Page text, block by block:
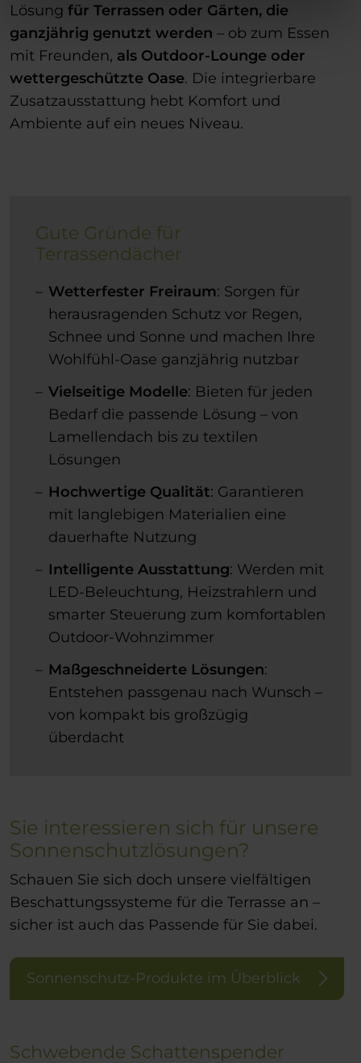
Lösung für Terrassen oder Gärten, die
ganzjährig genutzt werden – ob zum Essen
mit Freunden, als Outdoor-Lounge oder
wettergeschützte Oase. Die integrierbare
Zusatzausstattung hebt Komfort und
Ambiente auf ein neues Niveau.
Gute Gründe für
Terrassendächer
Wetterfester Freiraum: Sorgen für
herausragenden Schutz vor Regen,
Schnee und Sonne und machen Ihre
Wohlfühl-Oase ganzjährig nutzbar
Vielseitige Modelle: Bieten für jeden
Bedarf die passende Lösung – von
Lamellendach bis zu textilen
Lösungen
Hochwertige Qualität: Garantieren
mit langlebigen Materialien eine
dauerhafte Nutzung
Intelligente Ausstattung: Werden mit
LED-Beleuchtung, Heizstrahlern und
smarter Steuerung zum komfortablen
Outdoor-Wohnzimmer
Maßgeschneiderte Lösungen:
Entstehen passgenau nach Wunsch –
von kompakt bis großzügig
überdacht
Sie interessieren sich für unsere
Sonnenschutzlösungen?
Schauen Sie sich doch unsere vielfältigen
Beschattungssysteme für die Terrasse an –
sicher ist auch das Passende für Sie dabei.
Sonnenschutz-Produkte im Überblick
Schwebende Schattenspender